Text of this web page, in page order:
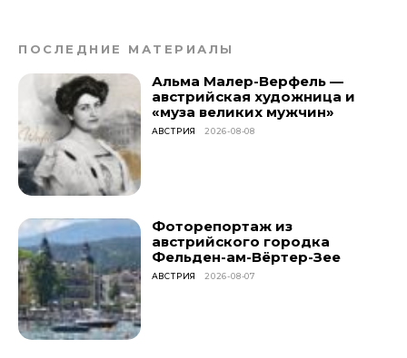
ПОСЛЕДНИЕ МАТЕРИАЛЫ
Альма Малер-Верфель —
австрийская художница и
«муза великих мужчин»
АВСТРИЯ 2026-08-08
Фоторепортаж из
австрийского городка
Фельден-ам-Вёртер-Зее
АВСТРИЯ 2026-08-07